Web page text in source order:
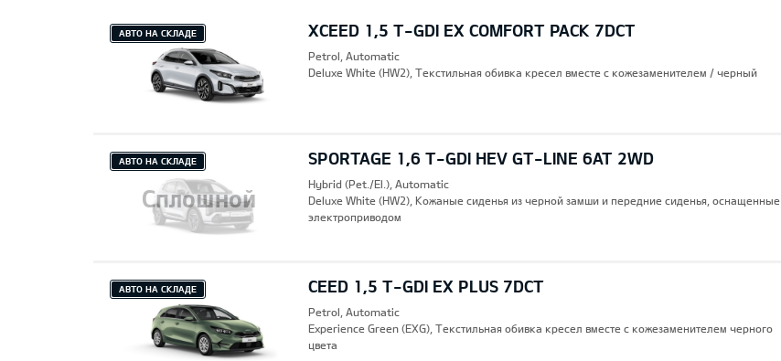
XCEED 1,5 T-GDI EX COMFORT PACK 7DCT
АВТО НА СКЛАДЕ
Petrol, Automatic
Deluxe White (HW2), Текстильная обивка кресел вместе с кожезаменителем / черный
SPORTAGE 1,6 T-GDI HEV GT-LINE 6AT 2WD
Сплошной
АВТО НА СКЛАДЕ
Hybrid (Pet./El.), Automatic
Deluxe White (HW2), Кожаные сиденья из черной замши и передние сиденья, оснащенные
электроприводом
CEED 1,5 T-GDI EX PLUS 7DCT
АВТО НА СКЛАДЕ
Petrol, Automatic
Experience Green (EXG), Текстильная обивка кресел вместе с кожезаменителем черного
цвета